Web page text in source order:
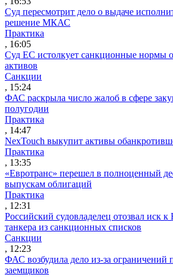
Суд пересмотрит дело о выдаче
решение МКАС
Практика
, 16:05
Суд ЕС истолкует санкционные нормы о
активов
Санкции
, 15:24
ФАС раскрыла число жалоб в сфере
полугодии
Практика
, 14:47
NexTouch выкупит активы
Практика
, 13:35
«Евротранс» перешел в полноценный
выпускам облигаций
Практика
, 12:31
Российский судовладелец отозвал иск
танкера из санкционных списков
Санкции
, 12:23
ФАС возбудила дело из-за ограничений
заемщиков